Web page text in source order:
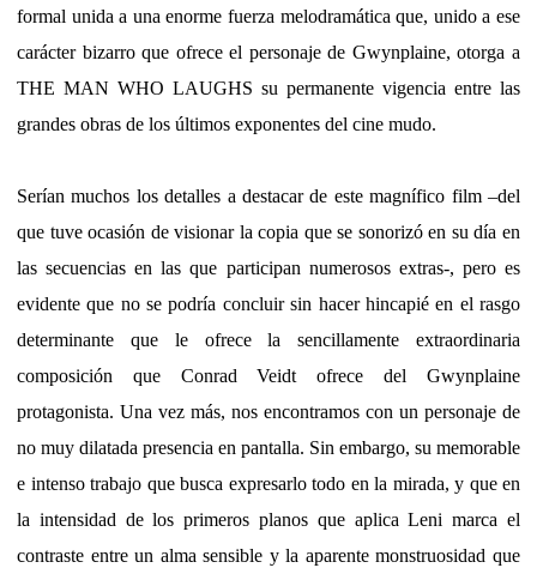
formal unida a una enorme fuerza melodramática que, unido a ese
carácter bizarro que ofrece el personaje de Gwynplaine, otorga a
THE MAN WHO LAUGHS su permanente vigencia entre las
grandes obras de los últimos exponentes del cine mudo.
Serían muchos los detalles a destacar de este magnífico film –del
que tuve ocasión de visionar la copia que se sonorizó en su día en
las secuencias en las que participan numerosos extras-, pero es
evidente que no se podría concluir sin hacer hincapié en el rasgo
determinante que le ofrece la sencillamente extraordinaria
composición que Conrad Veidt ofrece del Gwynplaine
protagonista. Una vez más, nos encontramos con un personaje de
no muy dilatada presencia en pantalla. Sin embargo, su memorable
e intenso trabajo que busca expresarlo todo en la mirada, y que en
la intensidad de los primeros planos que aplica Leni marca el
contraste entre un alma sensible y la aparente monstruosidad que